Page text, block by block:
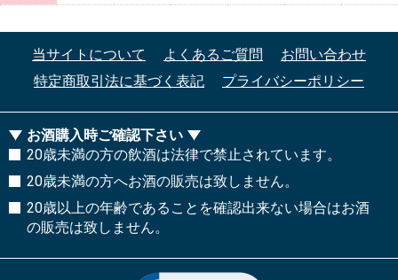
当サイトについて よくあるご質問
お問い合わせ
特定商取引法に基づく表記
プライバシーポリシー
お酒購入時ご確認下さい
20歳未満の方の飲酒は法律で禁止されています。
20歳未満の方へお酒の販売は致しません。
20歳以上の年齢であることを確認出来ない場合はお酒
の販売は致しません。